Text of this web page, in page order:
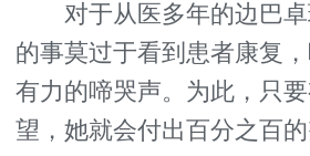
对于从医多年的边巴卓
的事莫过于看到患者康复
有力的啼哭声。为此，只
望，她就会付出百分之百